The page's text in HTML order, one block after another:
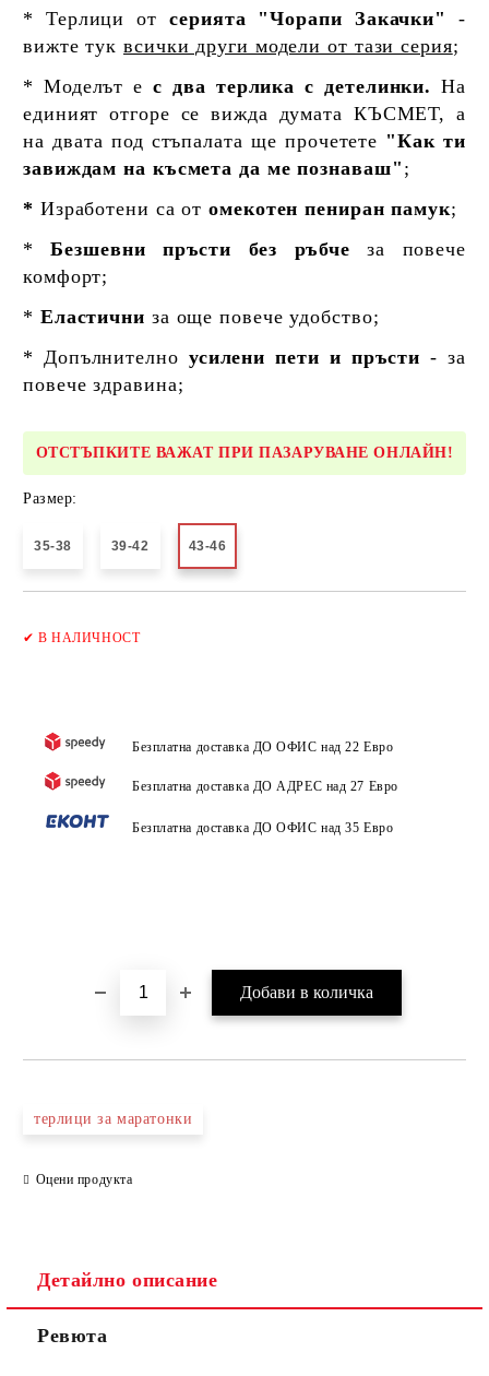
* Терлици отсерията "Чорапи Закачки"
-
вижте туквсички други модели от тази серия;
* Моделът ес два терлика с детелинки.На
единият отгоре се вижда думата КЪСМЕТ, а
на двата под стъпалата ще прочетете "Как ти
завиждам на късмета да ме познаваш" ;
* Изработени са отомекотен пениран памук;
*Безшевни пръсти без ръбче за повече
комфорт;
* Еластични за още повече удобство;
* Допълнително усилени пети и пръсти - за
повече здравина;
ОТСТЪПКИТЕ ВАЖАТ ПРИ ПАЗАРУВАНЕ ОНЛАЙН!
Размер:
35-38 39-42 43-46
✔В НАЛИЧНОСТ
Безплатна доставка ДО ОФИС над 22 Евро
Безплатна доставка ДО АДРЕС над 27 Евро
Безплатна доставка ДО ОФИС над 35 Евро
терлици за маратонки
Оцени продукта
Детайлно описание
Ревюта